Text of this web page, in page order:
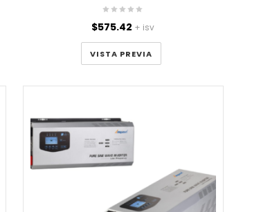
$575.42 + isv
VISTA PREVIA